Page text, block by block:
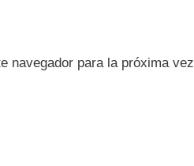
navegador para la próxima vez